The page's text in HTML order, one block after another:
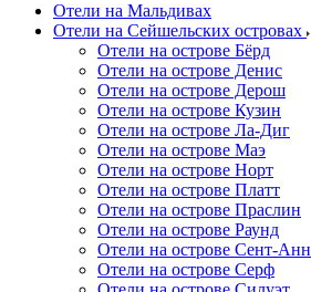
Отели на Мальдивах
Отели на Сейшельских островах
Отели на острове Бёрд
Отели на острове Денис
Отели на острове Дерош
Отели на острове Кузин
Отели на острове Ла-Диг
Отели на острове Маэ
Отели на острове Норт
Отели на острове Платт
Отели на острове Праслин
Отели на острове Раунд
Отели на острове Сент-Анн
Отели на острове Серф